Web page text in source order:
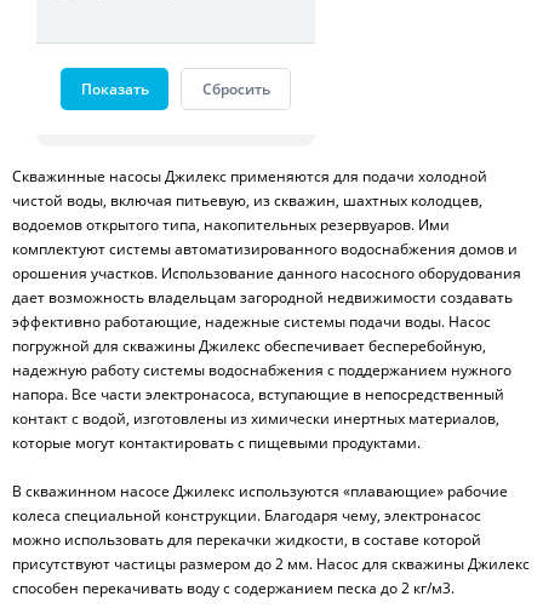
Показать Сбросить
Скважинные насосы Джилекс применяются для подачи холодной
чистой воды, включая питьевую, из скважин, шахтных колодцев,
водоемов открытого типа, накопительных резервуаров. Ими
комплектуют системы автоматизированного водоснабжения домов и
орошения участков. Использование данного насосного оборудования
дает возможность владельцам загородной недвижимости создавать
эффективно работающие, надежные системы подачи воды. Насос
погружной для скважины Джилекс обеспечивает бесперебойную,
надежную работу системы водоснабжения с поддержанием нужного
напора. Все части электронасоса, вступающие в непосредственный
контакт с водой, изготовлены из химически инертных материалов,
которые могут контактировать с пищевыми продуктами.
В скважинном насосе Джилекс используются «плавающие» рабочие
колеса специальной конструкции. Благодаря чему, электронасос
можно использовать для перекачки жидкости, в составе которой
присутствуют частицы размером до 2 мм. Насос для скважины Джилекс
способен перекачивать воду с содержанием песка до 2 кг/м3.